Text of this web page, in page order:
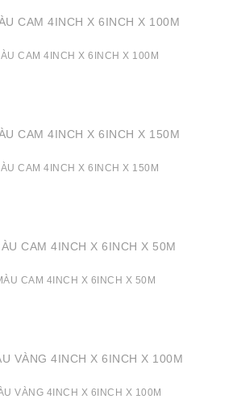
CAM 4INCH X 6INCH X 100M
CAM 4INCH X 6INCH X 150M
CAM 4INCH X 6INCH X 50M
VÀNG 4INCH X 6INCH X 100M